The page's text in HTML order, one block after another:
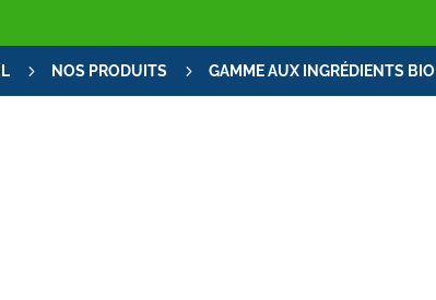
5 NOS PRODUITS 5 GAMME AUX INGRÉDIENTS BIO